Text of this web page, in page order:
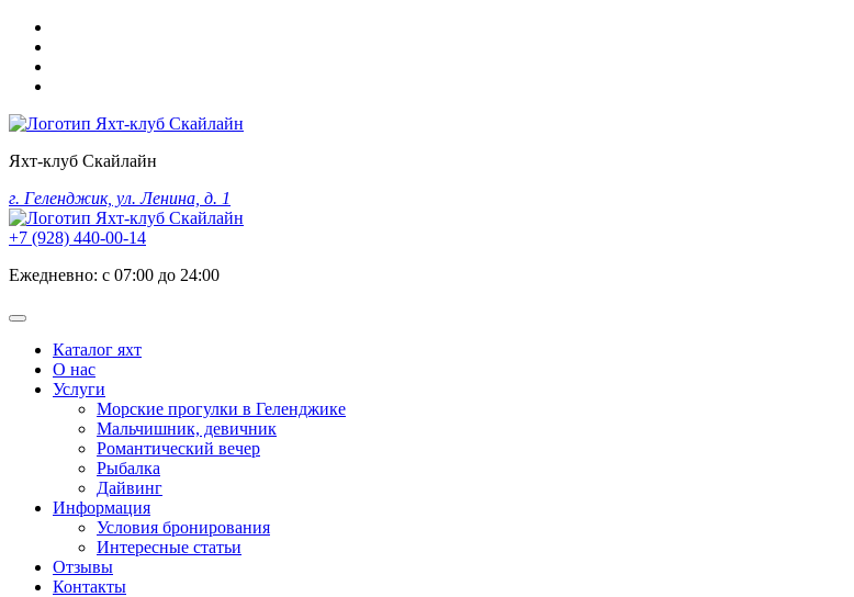
Яхт-клуб Скайлайн
г. Геленджик, ул. Ленина, д. 1
+7 (928) 440-00-14
Ежедневно: с 07:00 до 24:00
Каталог яхт
О нас
Услуги
Морские прогулки в Геленджике
Мальчишник, девичник
Романтический вечер
Рыбалка
Дайвинг
Информация
Условия бронирования
Интересные статьи
Отзывы
Контакты